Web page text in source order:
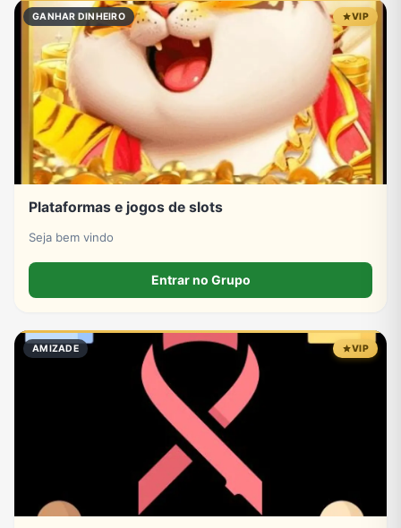
GANHAR DINHEIRO VIP
Plataformas e jogos de slots
Seja bem vindo
Entrar no Grupo
AMIZADE VIP